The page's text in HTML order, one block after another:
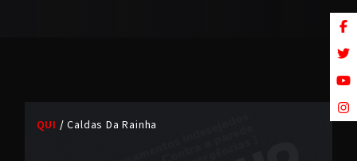
QUI Caldas Da Rainha